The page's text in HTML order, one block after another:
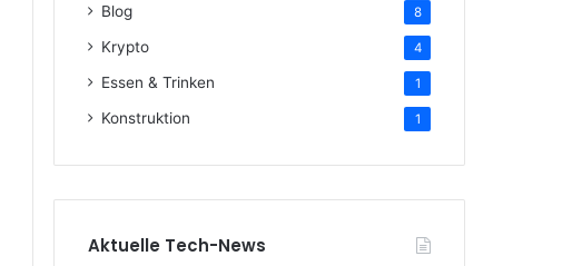
Blog 8
Krypto 4
Essen & Trinken 1
Konstruktion 1
Aktuelle Tech-News